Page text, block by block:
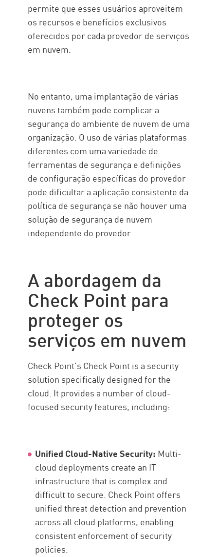
permite que esses usuários aproveitem
os recursos e benefícios exclusivos
oferecidos por cada provedor de serviços
em nuvem.
No entanto, uma implantação de várias
nuvens também pode complicar a
segurança do ambiente de nuvem de uma
organização. O uso de várias plataformas
diferentes com uma variedade de
ferramentas de segurança e definições
de configuração específicas do provedor
pode dificultar a aplicação consistente da
política de segurança se não houver uma
solução de segurança de nuvem
independente do provedor.
A abordagem da
Check Point para
proteger os
serviços em nuvem
Check Point’s Check Point is a security
solution specifically designed for the
cloud. It provides a number of cloud-
focused security features, including:
Unified Cloud-Native Security: Multi-
cloud deployments create an IT
infrastructure that is complex and
difficult to secure. Check Point offers
unified threat detection and prevention
across all cloud platforms, enabling
consistent enforcement of security
policies.